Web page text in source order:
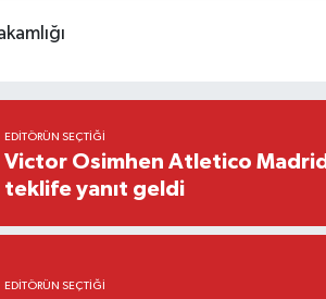
EDITÖRÜN SEÇTIĞI
Victor Osimhen Atletico
teklife yanıt geldi
EDITÖRÜN SEÇTIĞI